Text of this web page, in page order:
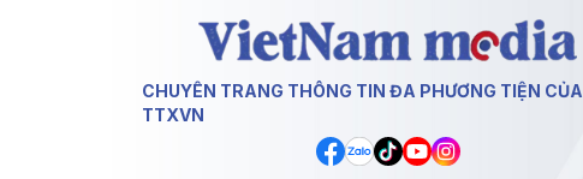
CHUYÊN TRANG THÔNG TIN ĐA PHƯƠNG TIỆN CỦA
TTXVN